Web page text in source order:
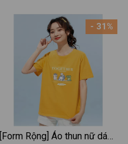
- 31%
[Form Rộng] Áo thun nữ dáng